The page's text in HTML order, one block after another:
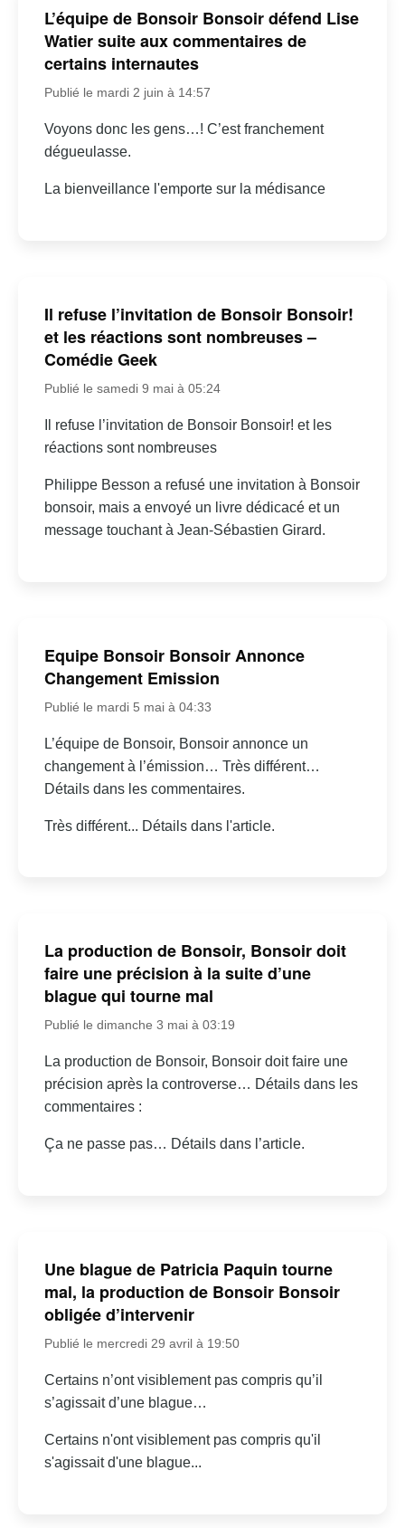
L’équipe de Bonsoir Bonsoir défend Lise
Watier suite aux commentaires de
certains internautes
Publié le mardi 2 juin à 14:57
Voyons donc les gens…! C’est franchement
dégueulasse.
La bienveillance l'emporte sur la médisance
Il refuse l’invitation de Bonsoir Bonsoir!
et les réactions sont nombreuses –
Comédie Geek
Publié le samedi 9 mai à 05:24
Il refuse l’invitation de Bonsoir Bonsoir! et les
réactions sont nombreuses
Philippe Besson a refusé une invitation à Bonsoir
bonsoir, mais a envoyé un livre dédicacé et un
message touchant à Jean-Sébastien Girard.
Equipe Bonsoir Bonsoir Annonce
Changement Emission
Publié le mardi 5 mai à 04:33
L’équipe de Bonsoir, Bonsoir annonce un
changement à l’émission… Très différent…
Détails dans les commentaires.
Très différent... Détails dans l'article.
La production de Bonsoir, Bonsoir doit
faire une précision à la suite d’une
blague qui tourne mal
Publié le dimanche 3 mai à 03:19
La production de Bonsoir, Bonsoir doit faire une
précision après la controverse… Détails dans les
commentaires :
Ça ne passe pas… Détails dans l’article.
Une blague de Patricia Paquin tourne
mal, la production de Bonsoir Bonsoir
obligée d’intervenir
Publié le mercredi 29 avril à 19:50
Certains n’ont visiblement pas compris qu’il
s’agissait d’une blague…
Certains n'ont visiblement pas compris qu'il
s'agissait d'une blague...